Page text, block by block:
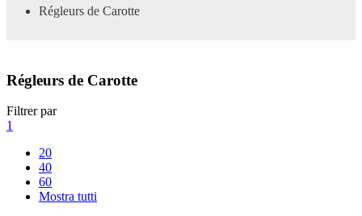
Régleurs de Carotte
Régleurs de Carotte
Filtrer par
1
20
40
60
Mostra tutti